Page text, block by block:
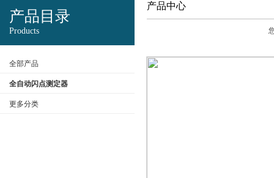
产品目录
Products
全部产品
全自动闪点测定器
更多分类
产品中心